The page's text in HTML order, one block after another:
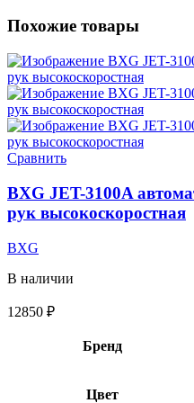
Похожие товары
Сравнить
BXG JET-3100A
рук высокоскоростная
BXG
В наличии
12850 ₽
Бренд
Цвет